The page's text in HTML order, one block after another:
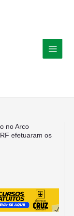
no Arco
efetuaram os